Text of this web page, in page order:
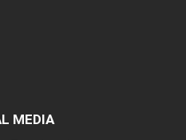
MEDIA